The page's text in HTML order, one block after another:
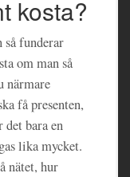
kosta?
så funderar
om man så
närmare
få presenten,
det bara en
lika mycket.
nätet, hur